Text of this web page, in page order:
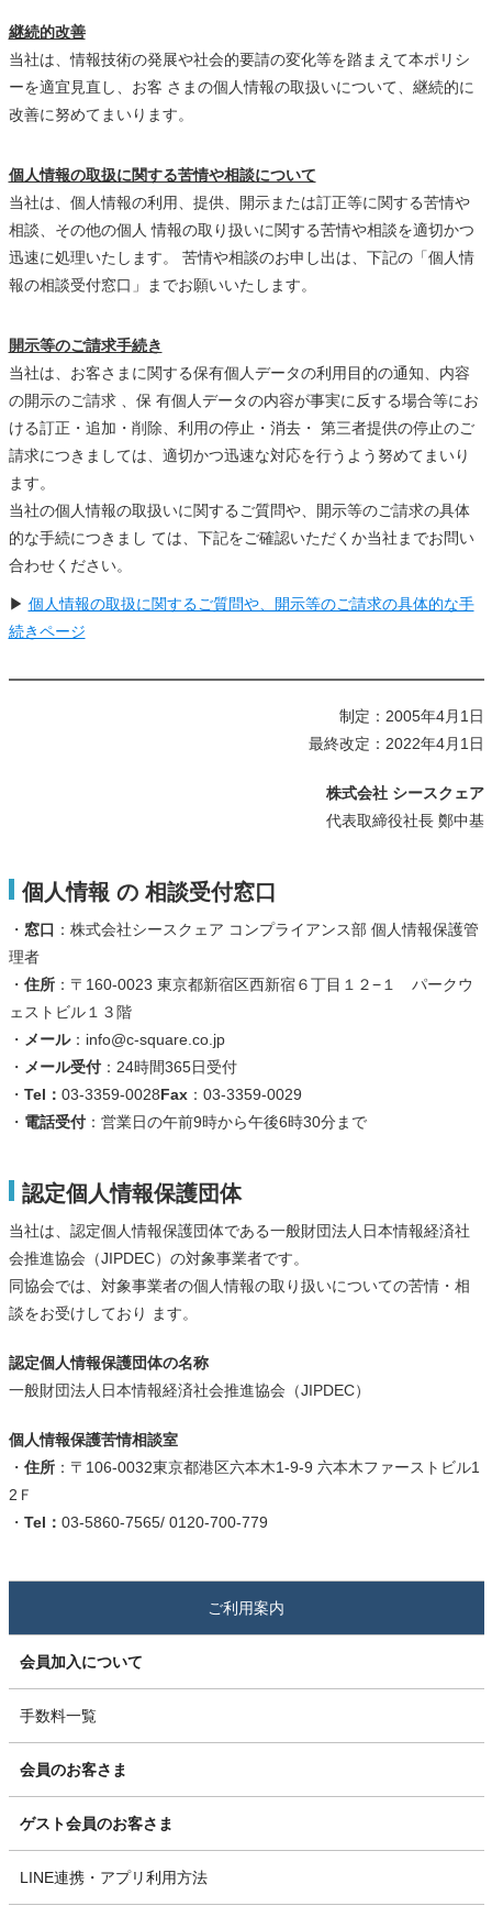
継続的改善
当社は、情報技術の発展や社会的要請の変化等を踏まえて本ポリシ
ーを適宜見直し、お客 さまの個人情報の取扱いについて、継続的に
改善に努めてまいります。
個人情報の取扱に関する苦情や相談について
当社は、個人情報の利用、提供、開示または訂正等に関する苦情や
相談、その他の個人 情報の取り扱いに関する苦情や相談を適切かつ
迅速に処理いたします。 苦情や相談のお申し出は、下記の「個人情
報の相談受付窓口」までお願いいたします。
開示等のご請求手続き
当社は、お客さまに関する保有個人データの利用目的の通知、内容
の開示のご請求 、保 有個人データの内容が事実に反する場合等にお
ける訂正・追加・削除、利用の停止・消去・ 第三者提供の停止のご
請求につきましては、適切かつ迅速な対応を行うよう努めてまいり
ます。
当社の個人情報の取扱いに関するご質問や、開示等のご請求の具体
的な手続につきまし ては、下記をご確認いただくか当社までお問い
合わせください。
▶ 個人情報の取扱に関するご質問や、開示等のご請求の具体的な手
続きページ
制定：2005年4月1日
最終改定：2022年4月1日
株式会社 シースクェア
代表取締役社長 鄭中基
個人情報 の 相談受付窓口
・ 窓口 ：株式会社シースクェア コンプライアンス部 個人情報保護管
理者
・ 住所：〒160-0023 東京都新宿区西新宿６丁目１２−１ パークウ
ェストビル１３階
・ メール：info@c-square.co.jp
・ メール受付：24時間365日受付
・ Tel： 03-3359-0028Fax：03-3359-0029
・ 電話受付：営業日の午前9時から午後6時30分まで
認定個人情報保護団体
当社は、認定個人情報保護団体である一般財団法人日本情報経済社
会推進協会（JIPDEC）の対象事業者です。
同協会では、対象事業者の個人情報の取り扱いについての苦情・相
談をお受けしており ます。
認定個人情報保護団体の名称
一般財団法人日本情報経済社会推進協会（JIPDEC）
個人情報保護苦情相談室
・ 住所：〒106-0032東京都港区六本木1-9-9 六本木ファーストビル1
2Ｆ
・ Tel： 03-5860-7565/ 0120-700-779
ご利用案内
会員加入について
手数料一覧
会員のお客さま
ゲスト会員のお客さま
LINE連携・アプリ利用方法